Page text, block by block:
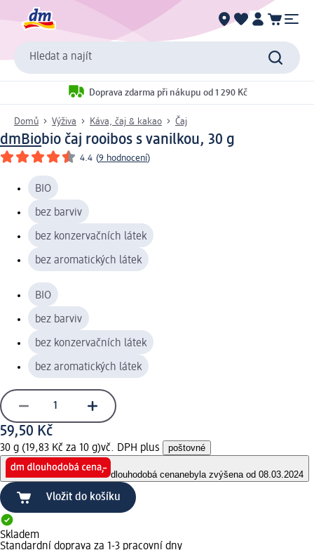
Hledat a najít
Doprava zdarma při nákupu od 1 290 Kč
Domů Výživa Káva, čaj & kakao Čaj
dmBiobio čaj rooibos s vanilkou, 30 g
4.4 (9 hodnocení)
BIO
bez barviv
bez konzervačních látek
bez aromatických látek
BIO
bez barviv
bez konzervačních látek
bez aromatických látek
59,50 Kč
30 g (19,83 Kč za 10 g)vč. DPH plus poštovné
dlouhodobá cenanebyla zvýšena od 08.03.2024
Vložit do košíku
Skladem
Standardní doprava za 1-3 pracovní dny